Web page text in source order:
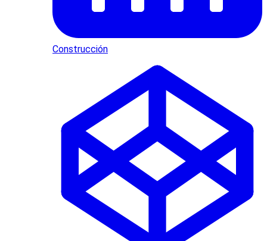
Construcción